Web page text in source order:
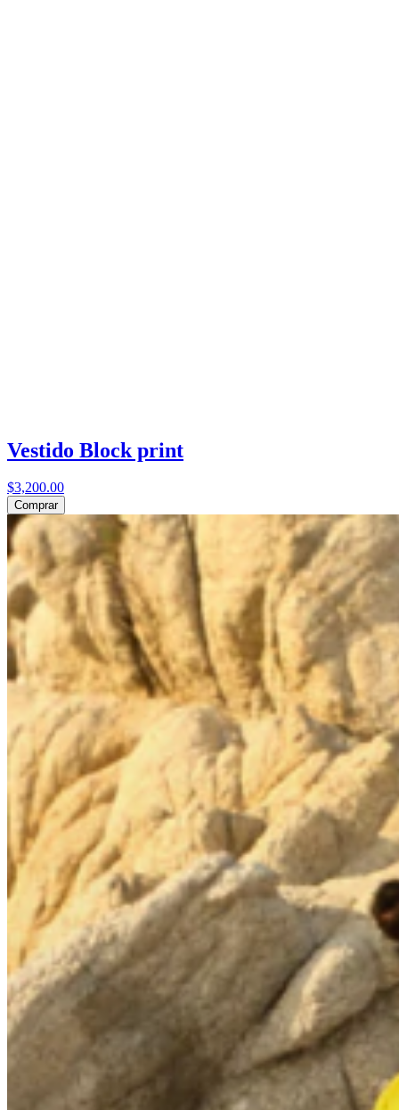
Vestido Block print
$3,200.00
Comprar